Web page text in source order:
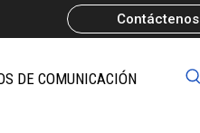
Contáctenos
DE COMUNICACIÓN